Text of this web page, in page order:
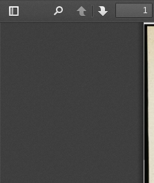
Toggle
PreviousNext